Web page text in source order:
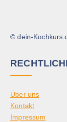
© dein-
Über uns
Kontakt
Impressum